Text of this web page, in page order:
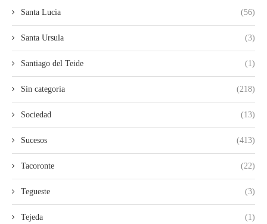
Santa Lucia (56)
Santa Ursula (3)
Santiago del Teide (1)
Sin categoria (218)
Sociedad (13)
Sucesos (413)
Tacoronte (22)
Tegueste (3)
Tejeda (1)